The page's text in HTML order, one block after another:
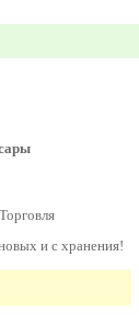
Торговля
и с хранения!